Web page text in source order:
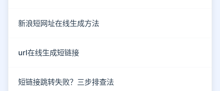
新浪短网址在线生成方法
url在线生成短链接
短链接跳转失败？三步排查法